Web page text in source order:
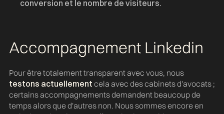
conversion et le nombre de visiteurs.
Accompagnement Linkedin
Pour être totalement transparent avec vous, nous
testons actuellement cela avec des cabinets d'avocats ;
certains accompagnements demandent beaucoup de
temps alors que d'autres non. Nous sommes encore en